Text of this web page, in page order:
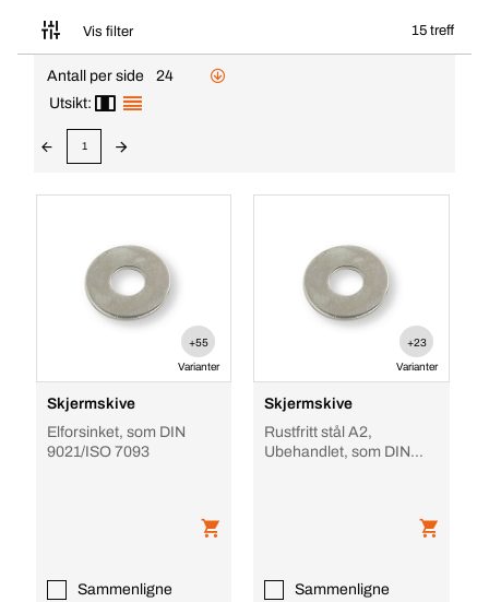
Vis filter 15 treff
Antall per side
24
Utsikt:
1
+55
Varianter
Skjermskive
Elforsinket, som DIN
9021/ISO 7093
Sammenligne
+23
Varianter
Skjermskive
Rustfritt stål A2,
Ubehandlet, som DIN
Sammenligne